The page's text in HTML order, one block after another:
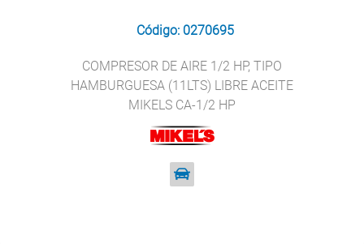
Código: 0270695
COMPRESOR DE AIRE 1/2 HP, TIPO
HAMBURGUESA (11LTS) LIBRE ACEITE
MIKELS CA-1/2 HP